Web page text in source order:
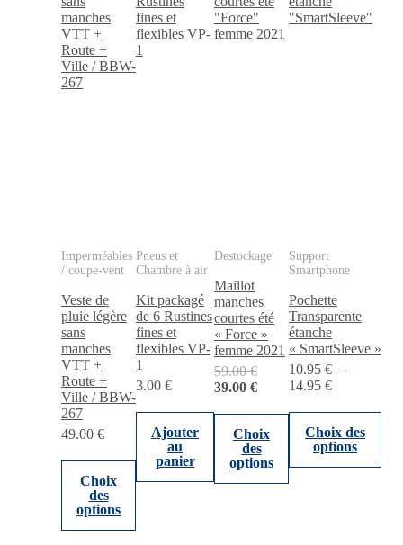
Imperméables
/ coupe-vent
Veste de
pluie légère
sans
manches
VTT +
Route +
Ville / BBW-
267
49.00 €
Choix
des
options
Ce
Pneus et
Chambre à air
Kit packagé
de 6 Rustines
fines et
flexibles VP-
1
3.00 €
Ajouter
au
panier
Destockage
Maillot
manches
courtes été
« Force »
femme 2021
59.00€Le
prix
était :
59.00 €.
39.00 €Le
actuel
est :
39.00 €.
Choix
des
options
Ce
produit
Support
Smartphone
Pochette
Transparente
étanche
« SmartSleeve »
10.95 € –
14.95 €Plage
prix :
10.95 €
à
14.95 €
Choix des
options
Ce